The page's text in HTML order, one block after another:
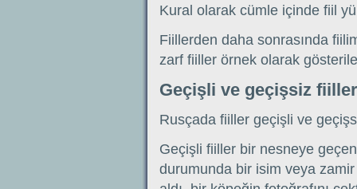
Kural olarak cümle içinde fiil
Fiillerden daha sonrasında
zarf fiiller örnek olarak
Geçişli ve geçişsiz fiiller
Rusçada fiiller geçişli ve
Geçişli fiiller bir nesneye
durumunda bir isim veya